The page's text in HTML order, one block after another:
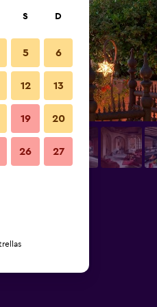
S D
5 6
12 13
19 20
26 27